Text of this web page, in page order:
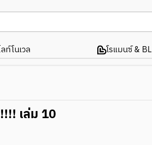
ท์โนเวล โรแมนซ์ & BL
เล่ม 10